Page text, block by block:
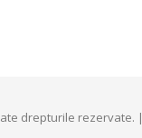
drepturile rezervate. |